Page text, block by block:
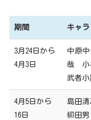
期間 キャ
3月24日から
4月3日
中原
哉 小
武者
4月5日から
16日
島田
柳田